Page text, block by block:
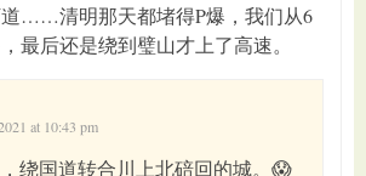
……清明那天都堵得P爆，我们从6
最后还是绕到璧山才上了高速。
at 10:43 pm
绕国道转合川上北碚回的城。😱